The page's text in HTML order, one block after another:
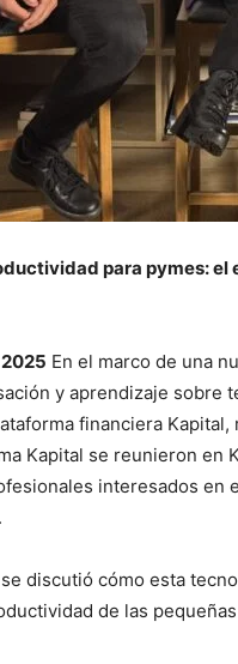
para pymes:
En el marco de una
y aprendizaje sobre
financiera
Kapital se reunieron en
interesados en
discutió cómo esta
de las